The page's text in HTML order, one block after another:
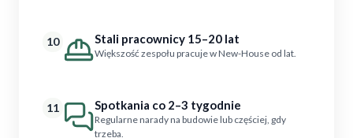
10 Stali pracownicy 15–20 lat
Większość zespołu pracuje w New-House od lat.
11 Spotkania co 2–3 tygodnie
Regularne narady na budowie lub częściej, gdy
trzeba.